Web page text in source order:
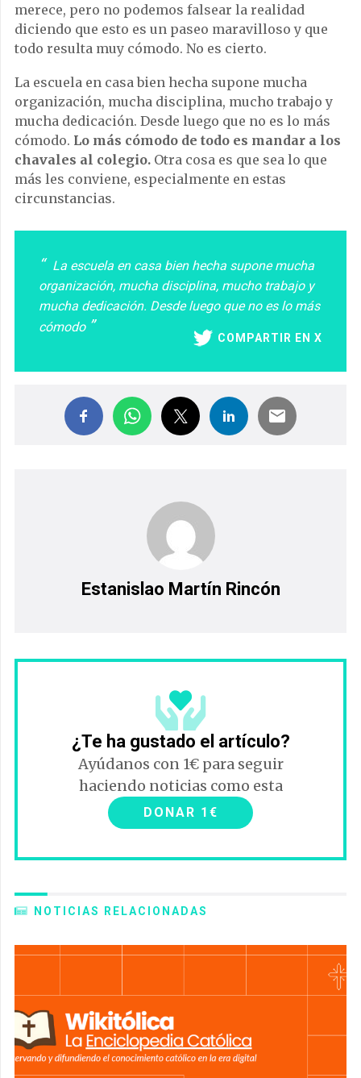
merece, pero no podemos falsear la realidad
diciendo que esto es un paseo maravilloso y que
todo resulta muy cómodo. No es cierto.
La escuela en casa bien hecha supone mucha
organización, mucha disciplina, mucho trabajo y
mucha dedicación. Desde luego que no es lo más
cómodo. Lo más cómodo de todo es mandar a los
chavales al colegio. Otra cosa es que sea lo que
más les conviene, especialmente en estas
circunstancias.
La escuela en casa bien hecha supone mucha
organización, mucha disciplina, mucho trabajo y
mucha dedicación. Desde luego que no es lo más
cómodo
COMPARTIR EN X
Estanislao Martín Rincón
¿Te ha gustado el artículo?
Ayúdanos con 1€ para seguir
haciendo noticias como esta
DONAR 1€
NOTICIAS RELACIONADAS